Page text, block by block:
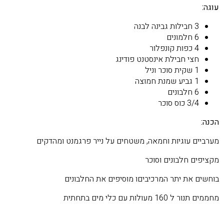
עוגה:
3 חבילות גבינה לבנה
6 חלמונים
4 כפות קונפלור
חצי חבילת אינסטנט פודינג
1 שקית סוכר וניל
1 גביע שמנת חמוצה
6 חלבונים
3/4 כוס סוכר
הכנה:
מערביים עוגיות וחמאה, משטחים על נייר פרגמנט ומהדקים
מקציפים חלבונים וסוכר
בוחשים את יתר המרכיביםו מוסיפים את החלבונים
מחממים תנור ל 160 מעולות עם כלי מים בתחתית